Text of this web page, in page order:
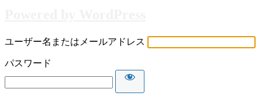
ユーザー名またはメールアドレス
パスワード